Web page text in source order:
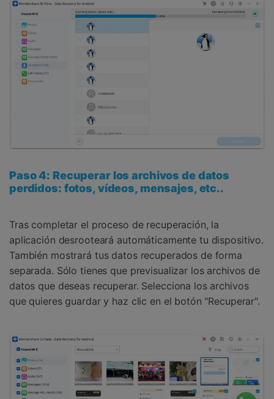
Paso 4: Recuperar los archivos de datos
perdidos: fotos, vídeos, mensajes, etc..
Tras completar el proceso de recuperación, la
aplicación desrooteará automáticamente tu dispositivo.
También mostrará tus datos recuperados de forma
separada. Sólo tienes que previsualizar los archivos de
datos que deseas recuperar. Selecciona los archivos
que quieres guardar y haz clic en el botón "Recuperar".